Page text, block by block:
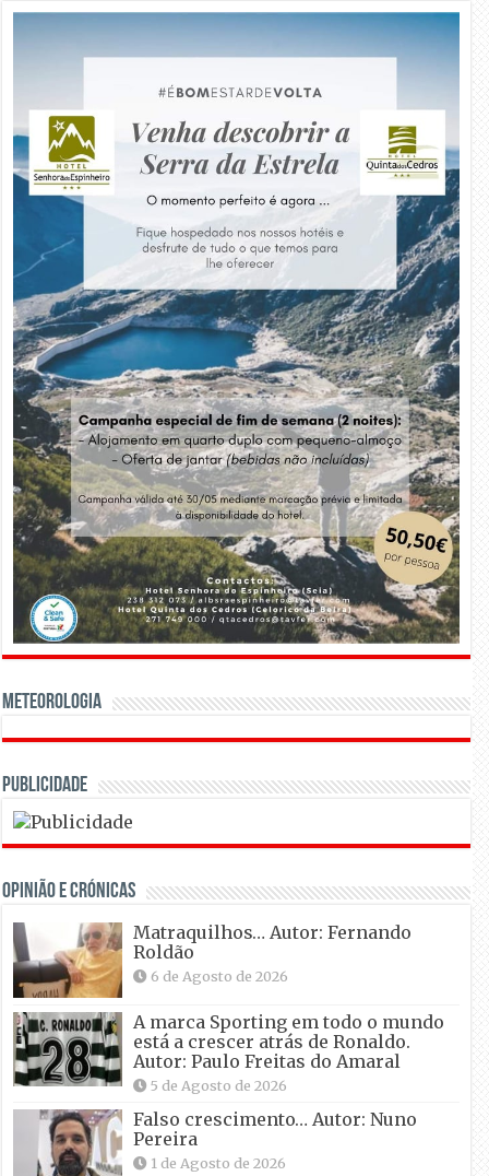
Meteorologia
Publicidade
OPINIÃO E CRÓNICAS
Matraquilhos… Autor: Fernando
Roldão
6 de Agosto de 2026
A marca Sporting em todo o mundo
está a crescer atrás de Ronaldo.
Autor: Paulo Freitas do Amaral
5 de Agosto de 2026
Falso crescimento… Autor: Nuno
Pereira
1 de Agosto de 2026